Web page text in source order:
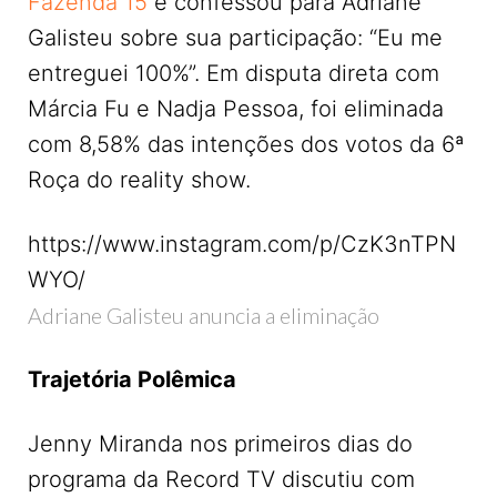
Galisteu sobre sua participação: “Eu me
entreguei 100%”. Em disputa direta com
Márcia Fu e Nadja Pessoa, foi eliminada
com 8,58% das intenções dos votos da 6ª
Roça do reality show.
https://www.instagram.com/p/CzK3nTPN
WYO/
Adriane Galisteu anuncia a eliminação
Trajetória Polêmica
Jenny Miranda nos primeiros dias do
programa da Record TV discutiu com